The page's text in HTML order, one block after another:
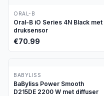
ORAL-B
Oral-B iO Series 4N Black met
druksensor
€70.99
BABYLISS
BaByliss Power Smooth
D215DE 2200 W met diffuser